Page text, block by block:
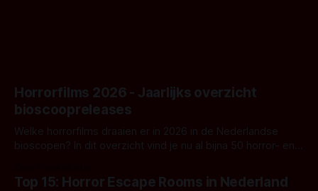
Horrorfilms 2026 - Jaarlijks overzicht
bioscoopreleases
Welke horrorfilms draaien er in 2026 in de Nederlandse
bioscopen? In dit overzicht vind je nu al bijna 50 horror- en
Top 15: Horror Escape Rooms in Nederland